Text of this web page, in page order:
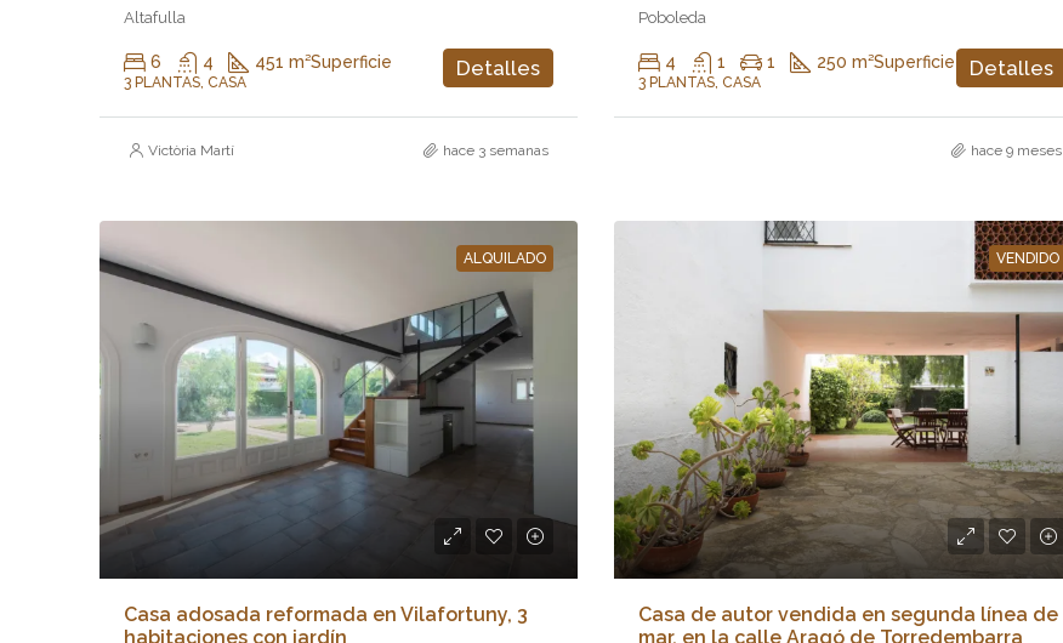
Altafulla
6 4 451 m²Superficie
3 PLANTAS, CASA
Detalles
Victòria Martí hace 3 semanas
Poboleda
4 1 1 250 m²Superficie
3 PLANTAS, CASA
Detalles
hace 9 meses
ALQUILADO
Casa adosada reformada en Vilafortuny, 3
habitaciones con jardín
VENDIDO
Casa de autor vendida en segunda línea de
mar, en la calle Aragó de Torredembarra